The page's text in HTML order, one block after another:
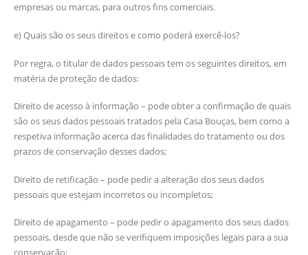
empresas ou marcas, para outros fins comerciais.
e) Quais são os seus direitos e como poderá exercê-los?
Por regra, o titular de dados pessoais tem os seguintes direitos, em
matéria de proteção de dados:
Direito de acesso à informação – pode obter a confirmação de quais
são os seus dados pessoais tratados pela Casa Bouças, bem como a
respetiva informação acerca das finalidades do tratamento ou dos
prazos de conservação desses dados;
Direito de retificação – pode pedir a alteração dos seus dados
pessoais que estejam incorretos ou incompletos;
Direito de apagamento – pode pedir o apagamento dos seus dados
pessoais, desde que não se verifiquem imposições legais para a sua
conservação;